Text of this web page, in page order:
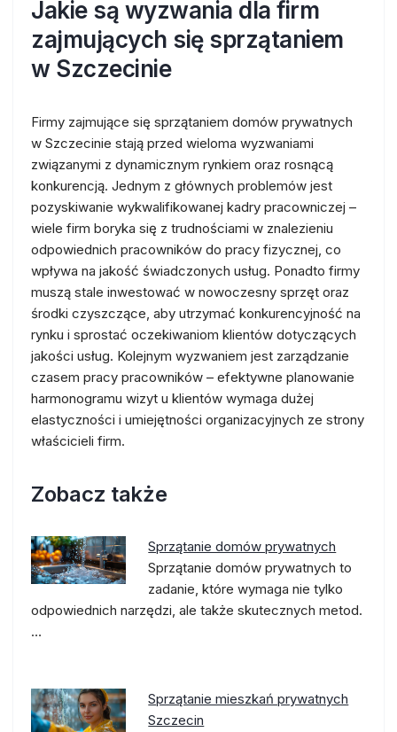
Jakie są wyzwania dla firm
zajmujących się sprzątaniem
w Szczecinie
Firmy zajmujące się sprzątaniem domów prywatnych
w Szczecinie stają przed wieloma wyzwaniami
związanymi z dynamicznym rynkiem oraz rosnącą
konkurencją. Jednym z głównych problemów jest
pozyskiwanie wykwalifikowanej kadry pracowniczej –
wiele firm boryka się z trudnościami w znalezieniu
odpowiednich pracowników do pracy fizycznej, co
wpływa na jakość świadczonych usług. Ponadto firmy
muszą stale inwestować w nowoczesny sprzęt oraz
środki czyszczące, aby utrzymać konkurencyjność na
rynku i sprostać oczekiwaniom klientów dotyczących
jakości usług. Kolejnym wyzwaniem jest zarządzanie
czasem pracy pracowników – efektywne planowanie
harmonogramu wizyt u klientów wymaga dużej
elastyczności i umiejętności organizacyjnych ze strony
właścicieli firm.
Zobacz także
Sprzątanie domów prywatnych
Sprzątanie domów prywatnych to
zadanie, które wymaga nie tylko
odpowiednich narzędzi, ale także skutecznych metod.
…
Sprzątanie mieszkań prywatnych
Szczecin